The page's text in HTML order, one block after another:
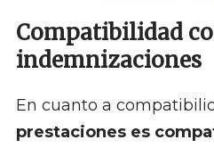
Compatibilidad
indemnizaciones
En cuanto a
prestaciones es